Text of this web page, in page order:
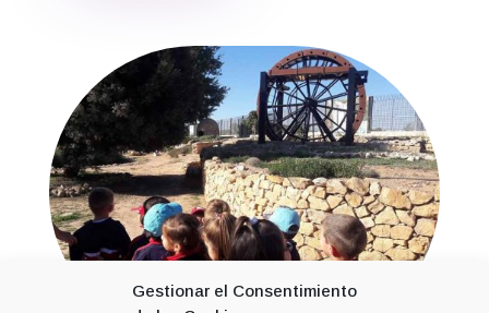
Gestionar el Consentimiento